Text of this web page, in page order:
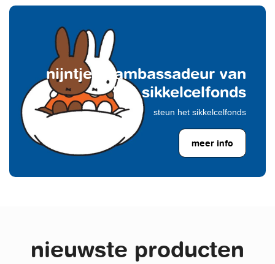
nijntje is ambassadeur van
het sikkelcelfonds
steun het sikkelcelfonds
meer info
nieuwste producten